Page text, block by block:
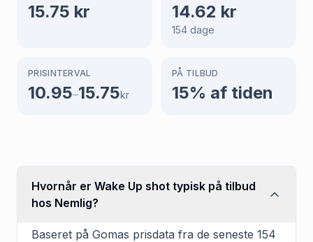
15.75 kr 14.62 kr
154 dage
PRISINTERVAL
10.95–15.75kr
PÅ TILBUD
15% af tiden
Hvornår er Wake Up shot typisk på tilbud
hos Nemlig?
Baseret på Gomas prisdata fra de seneste 154